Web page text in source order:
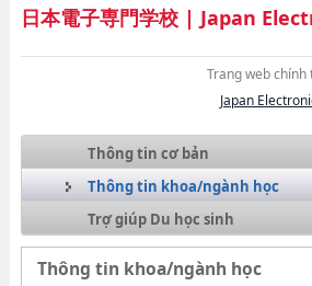
日本電子専門学校| Japan
Trang web chính
Japan
Thông tin cơ bản
Thông tin khoa/ngành học
Trợ giúp Du học sinh
Thông tin khoa/ngành học